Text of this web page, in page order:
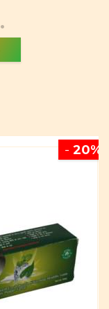
- 20%